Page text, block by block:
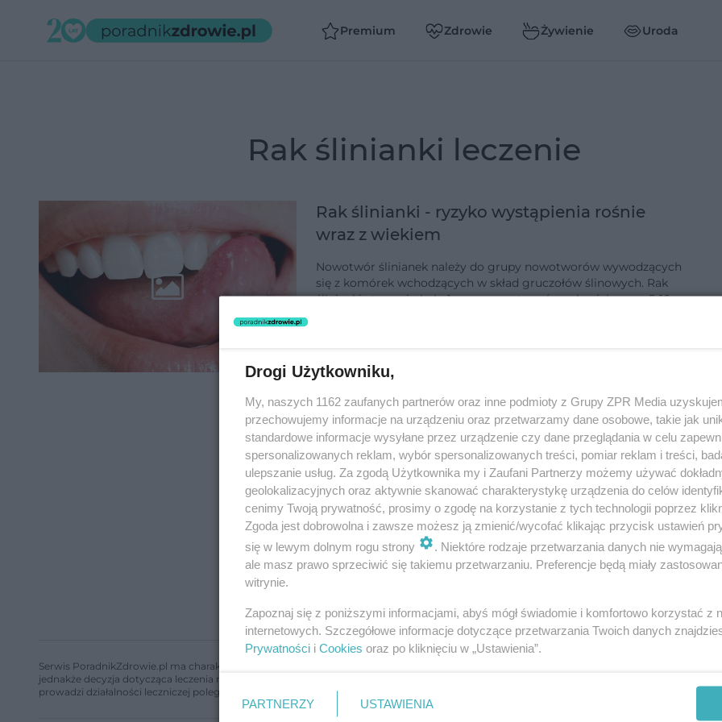
Premium Zdrowie Żywienie Uroda
rak ślinianki leczenie
Rak ślinianki - ryzyko wystąpienia rośnie
wraz z wiekiem
Nowotwór ślinianek należy do grupy nowotworów wywodzących
się z komórek wchodzących w skład gruczołów ślinowych. Rak
ślinianki stanowi około 1 proc. nowotworów człowieka oraz 5-10
Serwis PoradnikZdrowie.pl ma charakter edukacyjny, nie stanowi i nie zastępuje porady lekarskiej. Redakcja serwisu dokłada wszelkich
jednakże decyzja dotycząca leczenia należy do lekarza. Redakcja i wydawca serwisu nie ponoszą odpowiedzialności wynikającej z
prowadzi działalności leczniczej polegającej na udzielaniu świadczeń zdrowotnych w rozumieniu art. 3 ust 1 ustawy o działalności leczniczej.
Drogi Użytkowniku,
My, naszych 1162 zaufanych partnerów oraz inne podmioty z Grupy ZPR Media
przechowujemy informacje na urządzeniu oraz przetwarzamy dane osobowe, takie jak
standardowe informacje wysyłane przez urządzenie czy dane przeglądania w celu
spersonalizowanych reklam, wybór spersonalizowanych treści, pomiar reklam i treści,
ulepszanie usług. Za zgodą Użytkownika my i Zaufani Partnerzy możemy używać
geolokalizacyjnych oraz aktywnie skanować charakterystykę urządzenia do celów
cenimy Twoją prywatność, prosimy o zgodę na korzystanie z tych technologii poprzez
Zgoda jest dobrowolna i zawsze możesz ją zmienić/wycofać klikając przycisk ustawień
się w lewym dolnym rogu strony
. Niektóre rodzaje przetwarzania danych nie
ale masz prawo sprzeciwić się takiemu przetwarzaniu. Preferencje będą miały
witrynie.
Zapoznaj się z poniższymi informacjami, abyś mógł świadomie i komfortowo korzystać z
internetowych. Szczegółowe informacje dotyczące przetwarzania Twoich danych
Prywatności i Cookies oraz po kliknięciu w „Ustawienia”.
PARTNERZY USTAWIENIA